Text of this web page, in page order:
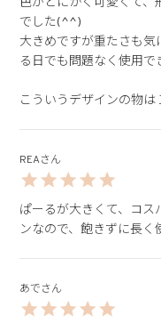
でした(^^)
大きめですが重たさも気
る日でも問題なく使用で
こういうデザインの物
REA
ぱーるが大きくて、コス
ンなので、飽きずに長く
あで